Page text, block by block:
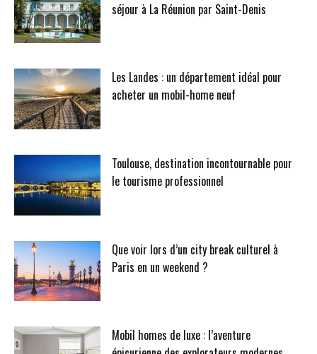
séjour à La Réunion par Saint-Denis
Les Landes : un département idéal pour
acheter un mobil-home neuf
Toulouse, destination incontournable pour
le tourisme professionnel
Que voir lors d’un city break culturel à
Paris en un weekend ?
Mobil homes de luxe : l’aventure